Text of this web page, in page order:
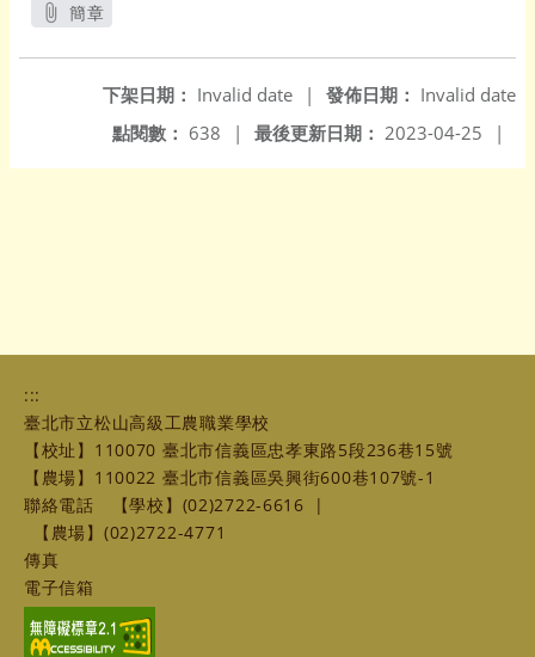
簡章
發佈日期： Invalid date
下架日期： Invalid date
|
最後更新日期： 2023-04-25 |
點閱數： 638 |
:::
臺北市立松山高級工農職業學校
【校址】110070 臺北市信義區忠孝東路5段236巷15號
【農場】110022 臺北市信義區吳興街600巷107號-1
聯絡電話
【學校】(02)2722-6616
|
【農場】(02)2722-4771
傳真
電子信箱